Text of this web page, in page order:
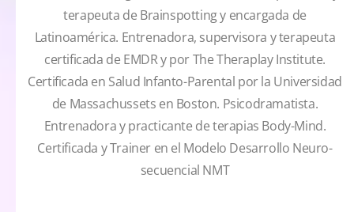
terapeuta de Brainspotting y encargada de
Latinoamérica. Entrenadora, supervisora y terapeuta
certificada de EMDR y por The Theraplay Institute.
Certificada en Salud Infanto-Parental por la Universidad
de Massachussets en Boston. Psicodramatista.
Entrenadora y practicante de terapias Body-Mind.
Certificada y Trainer en el Modelo Desarrollo Neuro-
secuencial NMT